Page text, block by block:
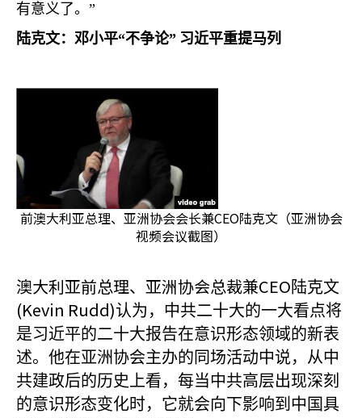
有意义了。”
陆克文：邓小平“不争论” 习近平重提马列
前澳大利亚总理、亚洲协会会长兼CEO陆克文（亚洲协会
视频会议截图）
澳大利亚前总理、亚洲协会总裁兼CEO陆克文
(Kevin Rudd)认为，中共二十大的一大看点将
是习近平的二十大报告在意识形态领域的新表
述。他在亚洲协会主办的同场活动中说，从中
共建政后的历史上看，每当中共高层出现深刻
的意识形态变化时，它就会向下影响到中国具